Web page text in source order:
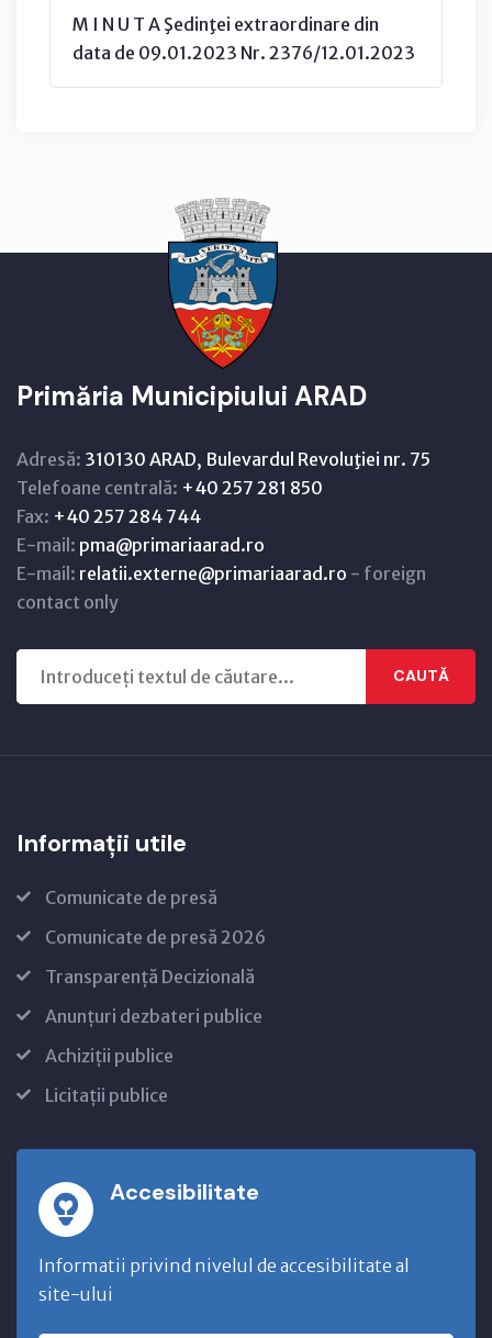
M I N U T A Şedinţei extraordinare din
data de 09.01.2023 Nr. 2376/12.01.2023
Primăria Municipiului ARAD
Adresă: 310130 ARAD, Bulevardul Revoluţiei nr. 75
Telefoane centrală: +40 257 281 850
Fax: +40 257 284 744
E-mail: pma@primariaarad.ro
E-mail: relatii.externe@primariaarad.ro - foreign
contact only
CAUTĂ
Informații utile
Comunicate de presă
Comunicate de presă 2026
Transparență Decizională
Anunțuri dezbateri publice
Achiziții publice
Licitații publice
Accesibilitate
Informatii privind nivelul de accesibilitate al
site-ului